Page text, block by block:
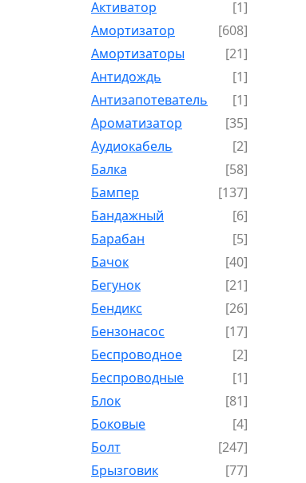
Активатор
[1]
Амортизатор
[608]
Амортизаторы
[21]
Антидождь
[1]
Антизапотеватель
[1]
Ароматизатор
[35]
Аудиокабель
[2]
Балка
[58]
Бампер
[137]
Бандажный
[6]
Барабан
[5]
Бачок
[40]
Бегунок
[21]
Бендикс
[26]
Бензонасос
[17]
Беспроводное
[2]
Беспроводные
[1]
Блок
[81]
Боковые
[4]
Болт
[247]
Брызговик
[77]